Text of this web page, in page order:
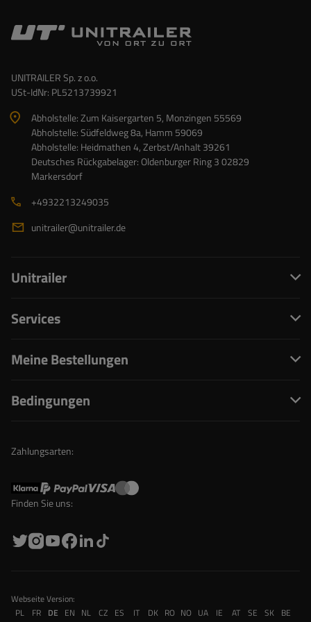
UNITRAILER Sp. z o.o.
USt-IdNr: PL5213739921
Abholstelle: Zum Kaisergarten 5, Monzingen 55569
Abholstelle: Südfeldweg 8a, Hamm 59069
Abholstelle: Heidmathen 4, Zerbst/Anhalt 39261
Deutsches Rückgabelager: Oldenburger Ring 3 02829
Markersdorf
+4932213249035
unitrailer@unitrailer.de
Unitrailer
Services
Meine Bestellungen
Bedingungen
Zahlungsarten:
Finden Sie uns:
Webseite Version:
PL
FR DE EN NL CZ ES IT DK RO NO UA IE AT SE SK BE